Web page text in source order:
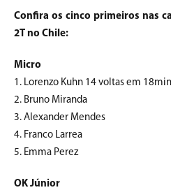
Confira os cinco primeiros nas
2T no Chile:
Micro
1. Lorenzo Kuhn 14 voltas em
2. Bruno Miranda
3. Alexander Mendes
4. Franco Larrea
5. Emma Perez
OK Júnior